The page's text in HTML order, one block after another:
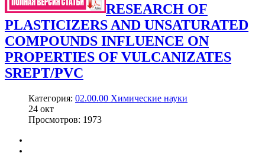
RESEARCH OF
PLASTICIZERS AND UNSATURATED
COMPOUNDS INFLUENCE ON
PROPERTIES OF VULCANIZATES
SREPT/PVC
Категория: 02.00.00 Химические науки
24 окт
Просмотров: 1973